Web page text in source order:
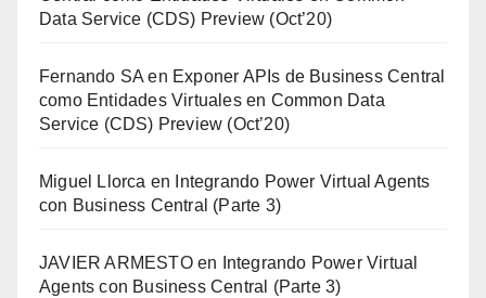
Data Service (CDS) Preview (Oct’20)
Fernando SA en Exponer APIs de Business Central
como Entidades Virtuales en Common Data
Service (CDS) Preview (Oct’20)
Miguel Llorca en
Integrando Power Virtual Agents
con Business Central (Parte 3)
JAVIER ARMESTOen
Integrando Power Virtual
Agents con Business Central (Parte 3)